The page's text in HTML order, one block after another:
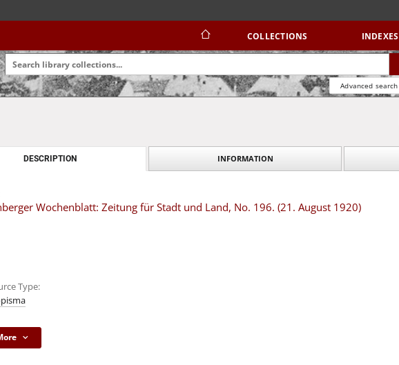
COLLECTIONS INDEXES
Advanced search
DESCRIPTION INFORMATION
Wochenblatt: Zeitung für Stadt und Land, No. 196. (21. August 1920)
Type: